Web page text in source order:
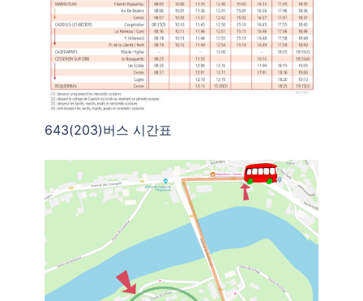
643(203)버스 시간표